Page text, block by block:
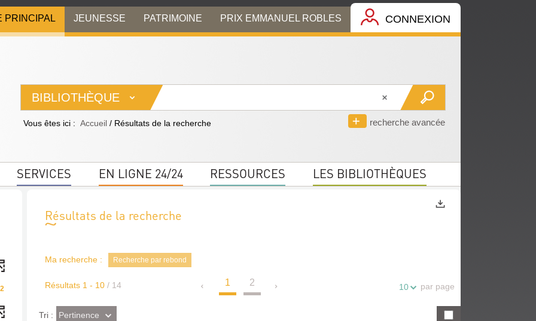
PRINCIPAL JEUNESSE PATRIMOINE PRIX EMMANUEL ROBLES CONNEXION
BIBLIOTHÈQUE
recherche avancée
Vous êtes ici : Accueil / Résultats de la recherche
SERVICES EN LIGNE 24/24 RESSOURCES LES BIBLIOTHÈQUES
Résultats de la recherche
Ma recherche : Recherche par rebond
Résultats 1 - 10 / 14 1 2 10 par page
Tri :(Effet
Pertinence